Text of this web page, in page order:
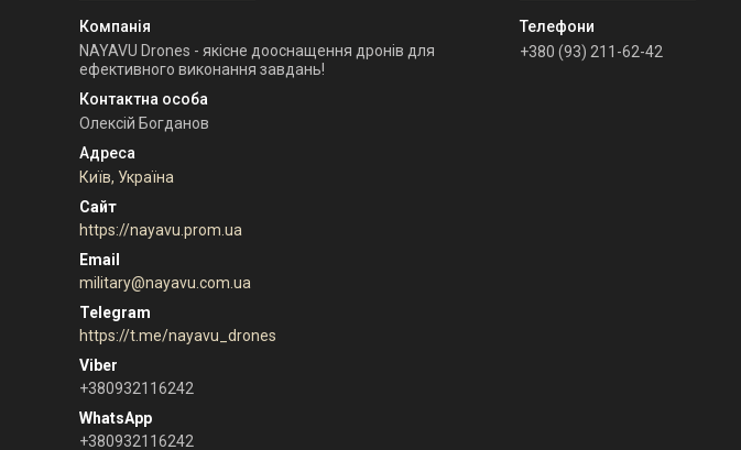
NAYAVU Drones - якісне дооснащення дронів для
ефективного виконання завдань!
Олексій Богданов
Київ, Україна
https://nayavu.prom.ua
military@nayavu.com.ua
https://t.me/nayavu_drones
+380932116242
+380932116242
+380 (93) 211-62-42